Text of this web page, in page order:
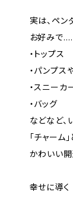
実は、ペンダ
お好みで
・トップス
・パンプス
・スニーカ
・バッグ
などなど、い
「チャーム」
かわいい開運
幸せに導く